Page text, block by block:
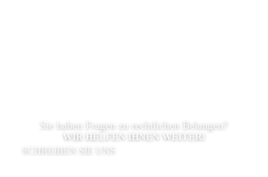
Sie haben Fragen zu rechtlichen Belangen?
WIR HELFEN IHNEN WEITER!
SCHREIBEN SIE UNS